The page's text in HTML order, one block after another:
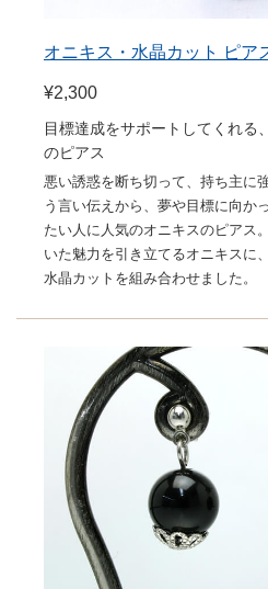
オニキス・水晶カット ピア
¥2,300
目標達成をサポートしてくれる
のピアス
悪い誘惑を断ち切って、持ち主に
う言い伝えから、夢や目標に向か
たい人に人気のオニキスのピアス
いた魅力を引き立てるオニキスに
水晶カットを組み合わせました。